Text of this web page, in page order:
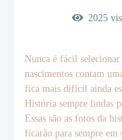
2025
Nunca é fácil
nascimentos contam
fica mais difícil ainda
História sempre lindas
Essas são as fotos da
ficarão para sempre em